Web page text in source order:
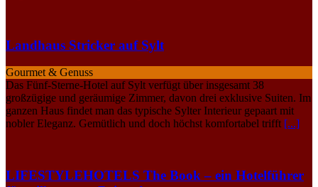
Landhaus Stricker auf Sylt
Gourmet & Genuss
Das Fünf-Sterne-Hotel auf Sylt verfügt über insgesamt 38
großzügige und geräumige Zimmer, davon drei exklusive Suiten. Im
ganzen Haus findet man das typische Sylter Interieur gepaart mit
nobler Eleganz. Gemütlich und doch höchst komfortabel trifft [...]
LIFESTYLEHOTELS The Book – ein Hotelführer